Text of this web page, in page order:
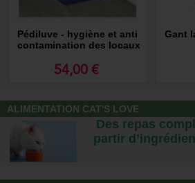
Pédiluve - hygiène et anti
contamination des locaux
54,00 €
Gant
ALIMENTATION CAT'S LOVE
Des repas
partir